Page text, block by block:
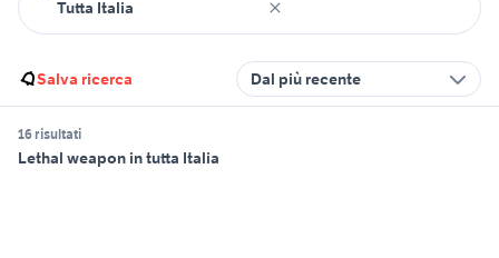
Salva ricerca Dal più recente
16 risultati
Lethal weapon in tutta Italia